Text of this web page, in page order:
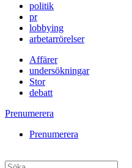
politik
pr
lobbying
arbetarrörelser
Affärer
undersökningar
Stor
debatt
Prenumerera
Prenumerera